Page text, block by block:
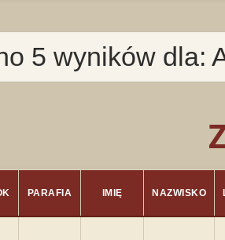
5 wyników dla:
PARAFIA IMIĘ NAZWISKO